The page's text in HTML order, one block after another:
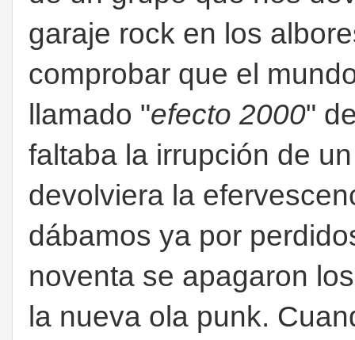
garaje rock en los
comprobar que el
llamado "efecto 2000"
faltaba la irrupción de
devolviera la
dábamos ya por
noventa se apagaron
la nueva ola punk.